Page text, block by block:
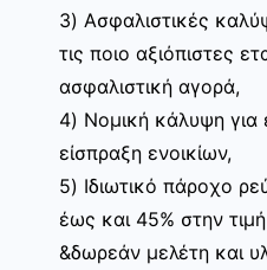
3) Ασφαλιστικές
τις ποιο αξιόπιστες
ασφαλιστική αγορά,
4) Νομική κάλυψη
είσπραξη ενοικίων,
5) Ιδιωτικό πάροχο
έως και 45% στην
&δωρεάν μελέτη και